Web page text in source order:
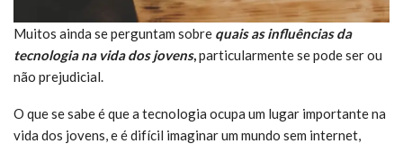
Muitos ainda se perguntam sobre quais as influências da
tecnologia na vida dos jovens,particularmente se pode ser ou
não prejudicial.
O que se sabe é que a tecnologia ocupa um lugar importante na
vida dos jovens, e é difícil imaginar um mundo sem internet,